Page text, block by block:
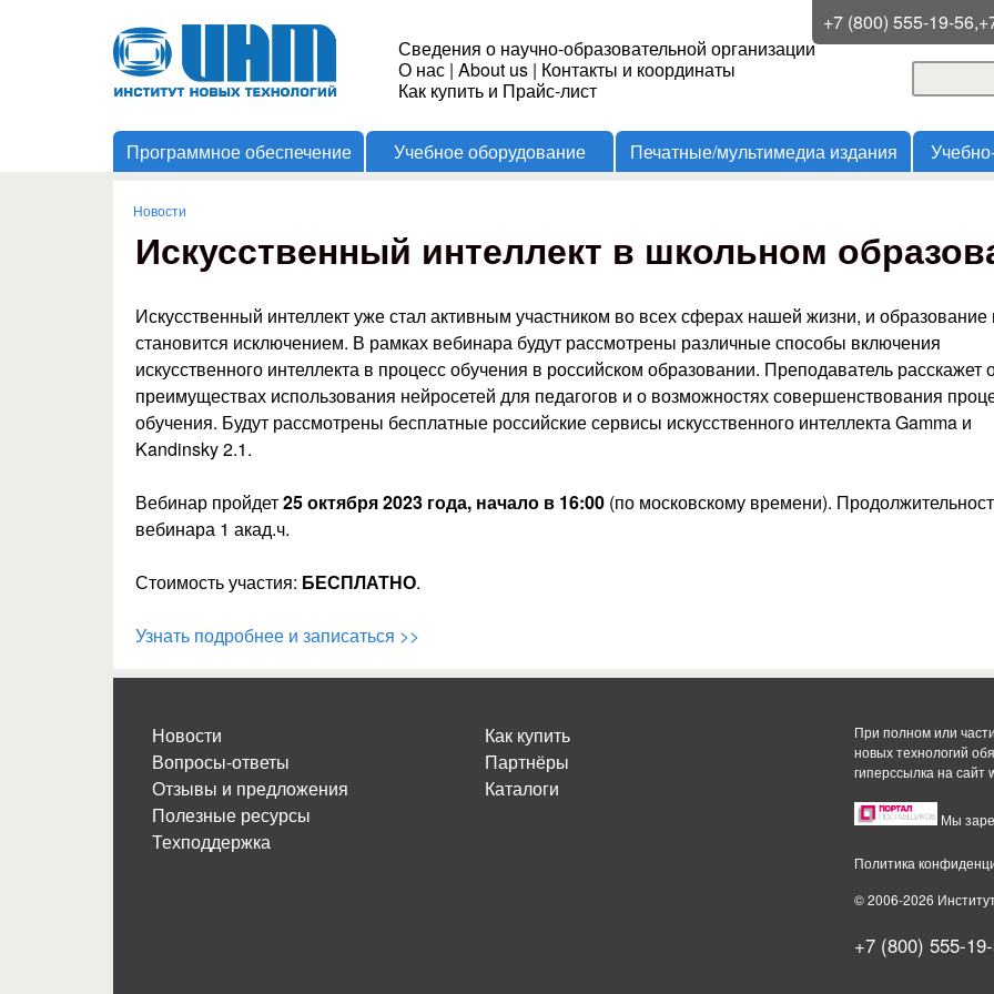
Перейти к основному
содержанию
+7 (800) 555-19-
Институт
Новых
Технологий
Сведения о научно-образовательной организации
О нас | About us | Контакты и координаты
Как купить и Прайс-лист
Программное обеспечение Учебное оборудование Печатные/мультимедиа издания
Вы здесь
Новости
Искусственный интеллект в школьном
Искусственный интеллект уже стал активным участником во всех сферах нашей жизни, и образование
становится исключением. В рамках вебинара будут рассмотрены различные способы включения
искусственного интеллекта в процесс обучения в российском образовании. Преподаватель расскажет
преимуществах использования нейросетей для педагогов и о возможностях совершенствования
обучения. Будут рассмотрены бесплатные российские сервисы искусственного интеллекта Gamma и
Kandinsky 2.1.
Вебинар пройдет25 октября 2023 года, начало в 16:00 (по московскому времени).
вебинара 1 акад.ч.
Стоимость участия: БЕСПЛАТНО.
Узнать подробнее и записаться >>
Новости
Вопросы-ответы
Отзывы и предложения
Полезные ресурсы
Техподдержка
Как купить
Партнёры
Каталоги
При полном или
новых технологий
гиперссылка на сайт
Мы
Политика
© 2006-2026
+7 (800) 555-